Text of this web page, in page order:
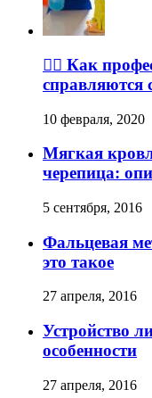
👉🏽 Как
справляются
10 февраля, 2020
Мягкая
черепица:
5 сентября, 2016
Фальцевая
это такое
27 апреля, 2016
Устройство
особенности
27 апреля, 2016